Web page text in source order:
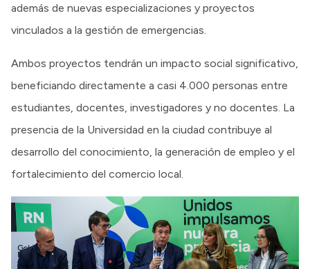
además de nuevas especializaciones y proyectos
vinculados a la gestión de emergencias.
Ambos proyectos tendrán un impacto social significativo,
beneficiando directamente a casi 4.000 personas entre
estudiantes, docentes, investigadores y no docentes. La
presencia de la Universidad en la ciudad contribuye al
desarrollo del conocimiento, la generación de empleo y el
fortalecimiento del comercio local.